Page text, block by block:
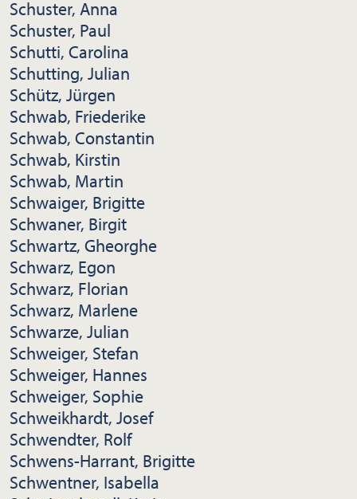
Schuster, Anna
Schuster, Paul
Schutti, Carolina
Schutting, Julian
Schütz, Jürgen
Schwab, Friederike
Schwab, Constantin
Schwab, Kirstin
Schwab, Martin
Schwaiger, Brigitte
Schwaner, Birgit
Schwartz, Gheorghe
Schwarz, Egon
Schwarz, Florian
Schwarz, Marlene
Schwarze, Julian
Schweiger, Stefan
Schweiger, Hannes
Schweiger, Sophie
Schweikhardt, Josef
Schwendter, Rolf
Schwens-Harrant, Brigitte
Schwentner, Isabella